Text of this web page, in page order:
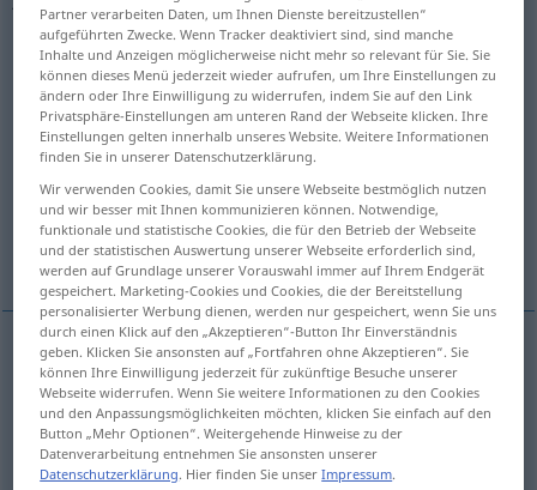
Übersicht aller Übersetzungen
(Für mehr Details die Übersetzung anklicken/antippen)
klimpern, klirren, klingeln, rasseln
klingeln
sich reimen, staben, gleichklingen
klimpern,klirren,klingeln,rasseln jingle coins
Partner verarbeiten Daten, um Ihnen Dienste bereitzustellen“
aufgeführten Zwecke. Wenn Tracker deaktiviert sind, sind manche
Inhalte und Anzeigen möglicherweise nicht mehr so relevant für Sie. Sie
können dieses Menü jederzeit wieder aufrufen, um Ihre Einstellungen zu
ändern oder Ihre Einwilligung zu widerrufen, indem Sie auf den Link
Privatsphäre-Einstellungen am unteren Rand der Webseite klicken. Ihre
Einstellungen gelten innerhalb unseres Website. Weitere Informationen
finden Sie in unserer Datenschutzerklärung.
Wir verwenden Cookies, damit Sie unsere Webseite bestmöglich nutzen
und wir besser mit Ihnen kommunizieren können. Notwendige,
funktionale und statistische Cookies, die für den Betrieb der Webseite
und der statistischen Auswertung unserer Webseite erforderlich sind,
werden auf Grundlage unserer Vorauswahl immer auf Ihrem Endgerät
gespeichert. Marketing-Cookies und Cookies, die der Bereitstellung
personalisierter Werbung dienen, werden nur gespeichert, wenn Sie uns
durch einen Klick auf den „Akzeptieren“-Button Ihr Einverständnis
geben. Klicken Sie ansonsten auf „Fortfahren ohne Akzeptieren“. Sie
können Ihre Einwilligung jederzeit für zukünftige Besuche unserer
Webseite widerrufen. Wenn Sie weitere Informationen zu den Cookies
und den Anpassungsmöglichkeiten möchten, klicken Sie einfach auf den
Button „Mehr Optionen“. Weitergehende Hinweise zu der
Datenverarbeitung entnehmen Sie ansonsten unserer
Datenschutzerklärung. Hier finden Sie unserImpressum.